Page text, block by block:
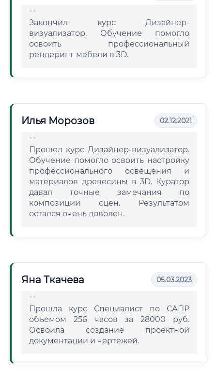
Закончил курс Дизайнер-
визуализатор. Обучение помогло
освоить профессиональный
рендеринг мебели в 3D.
Илья Морозов 02.12.2021
Прошел курс Дизайнер-визуализатор.
Обучение помогло освоить настройку
профессионального освещения и
материалов древесины в 3D. Куратор
давал точные замечания по
композиции сцен. Результатом
остался очень доволен.
Яна Ткачева 05.03.2023
Прошла курс Специалист по САПР
объемом 256 часов за 28000 руб.
Освоила создание проектной
документации и чертежей.